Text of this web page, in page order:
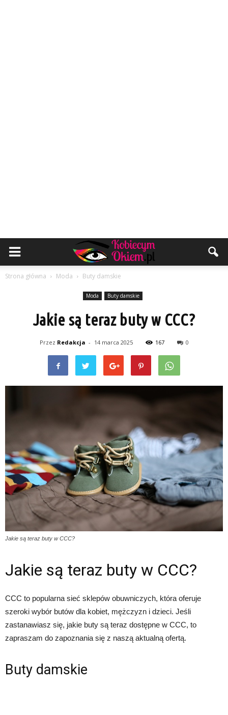
Strona główna Moda Buty damskie
Moda Buty damskie
Jakie są teraz buty w CCC?
Przez Redakcja - 14 marca 2025 167 0
Jakie są teraz buty w CCC?
Jakie są teraz buty w CCC?
CCC to popularna sieć sklepów obuwniczych, która oferuje
szeroki wybór butów dla kobiet, mężczyzn i dzieci. Jeśli
zastanawiasz się, jakie buty są teraz dostępne w CCC, to
zapraszam do zapoznania się z naszą aktualną ofertą.
Buty damskie